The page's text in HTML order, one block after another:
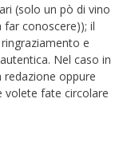
(solo un pò di vino
conoscere)); il
e
Nel caso in
oppure
volete fate circolare